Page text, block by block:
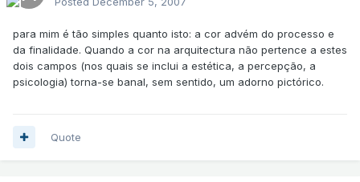
para mim é tão simples quanto isto: a cor advém do processo e
da finalidade. Quando a cor na arquitectura não pertence a estes
dois campos (nos quais se inclui a estética, a percepção, a
psicologia) torna-se banal, sem sentido, um adorno pictórico.
Quote